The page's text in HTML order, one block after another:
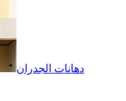
دهانات الجدران